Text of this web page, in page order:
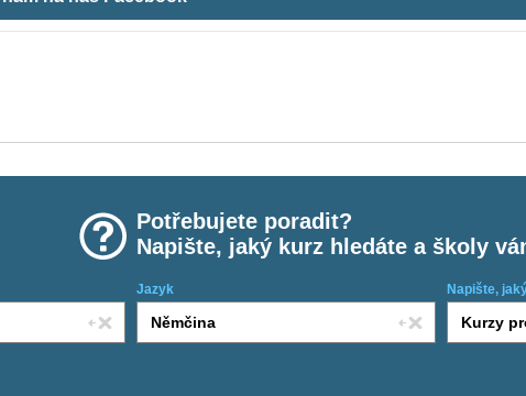
Potřebujete poradit?
Napište, jaký kurz hledáte a školy
Jazyk Napište,